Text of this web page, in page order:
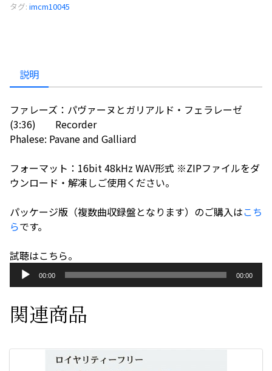
ヴ
ガ
ア
ル
ド・
ェ
ラ
ー
ゼ
タグ: imcm10045
説明
ファレーズ：パヴァーヌとガリアルド・フェラレーゼ
(3:36) Recorder
Phalese: Pavane and Galliard
フォーマット：16bit 48kHz WAV形式 ※ZIPファイルをダ
ウンロード・解凍しご使用ください。
パッケージ版（複数曲収録盤となります）のご購入はこち
らです。
試聴はこちら。
声
レ
ー
00:00 00:00
関連商品